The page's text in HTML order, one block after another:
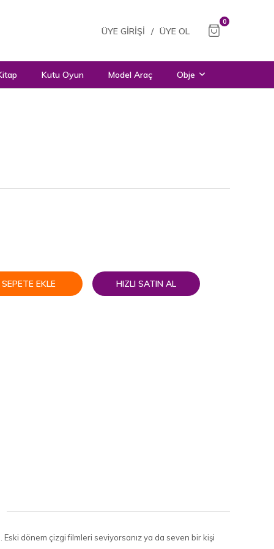
ÜYE GIRIŞI / ÜYE OL
0
Kutu Oyun Model Araç Obje
SEPETE EKLE HIZLI SATIN AL
dönem çizgi filmleri seviyorsanız ya da seven bir kişi